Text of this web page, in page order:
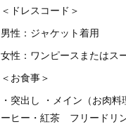
＜ドレスコード＞
男性：ジャケット着用
女性：ワンピースまたはス
＜お食事＞
・突出し ・メイン（お肉
ーヒー・紅茶 フリードリ